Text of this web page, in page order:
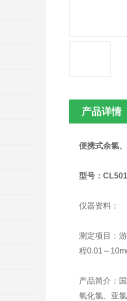
产品详情
便携式余氯
型号：CL501
仪器资料：
测定项目：
程0.01～
产品简介：
氧化氯、亚